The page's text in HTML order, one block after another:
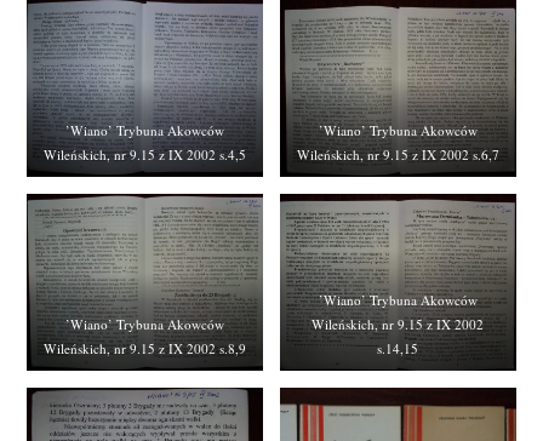
’Wiano’ Trybuna Akowców
Wileńskich, nr 9.15 z IX 2002 s.4,5
’Wiano’ Trybuna Akowców
Wileńskich, nr 9.15 z IX 2002 s.6,7
’Wiano’ Trybuna Akowców
Wileńskich, nr 9.15 z IX 2002 s.8,9
’Wiano’ Trybuna Akowców
Wileńskich, nr 9.15 z IX 2002
s.14,15